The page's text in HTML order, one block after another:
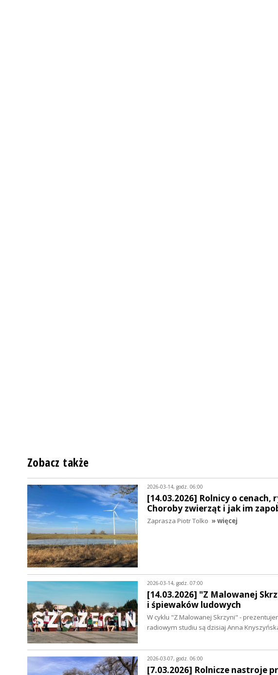
Zobacz także
2026-03-14, godz. 06:00
[14.03.2026] Rolnicy o
Choroby zwierząt i jak im
Zaprasza Piotr Tolko » więcej
2026-03-14, godz. 07:00
[14.03.2026] "Z Malowanej
i śpiewaków ludowych
W cyklu "Z Malowanej Skrzyni" -
radiowym studiu są dzisiaj Anna
2026-03-07, godz. 06:00
[7.03.2026] Rolnicze nastroje